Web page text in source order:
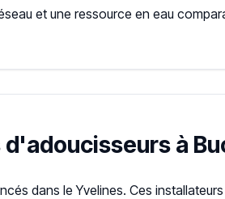
et une ressource en eau
à
dans le Yvelines. Ces